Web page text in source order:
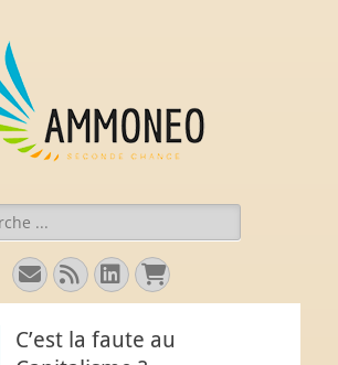
munitions (intellectuelles) pour comprendre
:
E-
mail
FluxLinkedin
Panier
C’est la faute au